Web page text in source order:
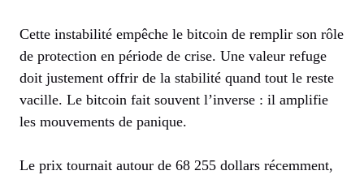
Cette instabilité empêche le bitcoin de remplir son rôle
de protection en période de crise. Une valeur refuge
doit justement offrir de la stabilité quand tout le reste
vacille. Le bitcoin fait souvent l’inverse : il amplifie
les mouvements de panique.
Le prix tournait autour de 68 255 dollars récemment,